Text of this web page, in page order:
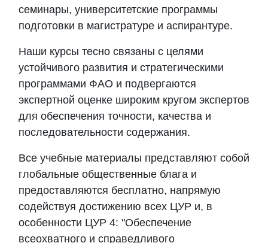
семинары, университетские программы
подготовки в магистратуре и аспирантуре.
Наши курсы тесно связаны с целями
устойчивого развития и стратегическими
программами ФАО и подвергаются
экспертной оценке широким кругом экспертов
для обеспечения точности, качества и
последовательности содержания.
Все учебные материалы представляют собой
глобальные общественные блага и
предоставляются бесплатно, напрямую
содействуя достижению всех ЦУР и, в
особенности ЦУР 4: "Обеспечение
всеохватного и справедливого